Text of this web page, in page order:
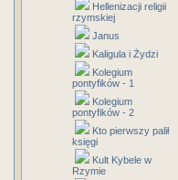
Hellenizacji religii
rzymskiej
Janus
Kaligula i Żydzi
Kolegium
pontyfików - 1
Kolegium
pontyfików - 2
Kto pierwszy palił
księgi
Kult Kybele w
Rzymie